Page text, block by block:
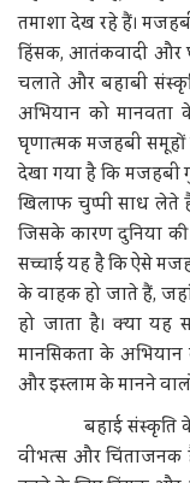
तमाशा देख रहे हैं।
हिंसक, आतंकवादी और
चलाते और बहाबी
अभियान को मानवता
घृणात्मक मजहबी समूहों
देखा गया है कि
खिलाफ चुप्पी साध लेते
जिसके कारण दुनिया
सच्चाई यह है कि ऐसे
के वाहक हो जाते हैं,
हो जाता है। क्या यह
मानसिकता के
और इस्लाम के मानने
बहाई संस्कृति के
वीभत्स और चिंताजनक